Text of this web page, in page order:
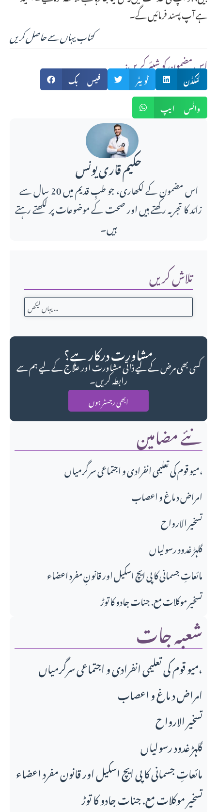
تلاش کریں
مشاورت درکار ہے؟
کسی بھی مرض کے لیے ذاتی مشاورت اور علاج کے لیے ہم سے
رابطہ کریں۔
ابھی رجسٹر ہوں
نئے مضامین
میو قوم کی تعلیمی انفرادی و اجتماعی سرگرمیاں،
امراض د ماغ و اعصاب
تسخير الارواح
گلہڑ غدود رسولیاں
مائعاتِ جسمانی کا پی ایچ اسکیل اور قانونِ مفرد اعضاء
تسخیر موکلات مع. جنات جادو کا توڑ
شعبہ جات
میو قوم کی تعلیمی انفرادی و اجتماعی سرگرمیاں،
امراض د ماغ و اعصاب
تسخير الارواح
گلہڑ غدود رسولیاں
مائعاتِ جسمانی کا پی ایچ اسکیل اور قانونِ مفرد اعضاء
تسخیر موکلات مع. جنات جادو کا توڑ
ہے آپ پسند فرمائیں گے۔
کتاب یہاں سے حاصل کریں
:اس مضمون کو شیئر کریں
فیس بک ٹویٹر
لنکڈن
واٹس ایپ
حکیم قاری یونس
اس مضمون کے لکھاری، جو طبِ قدیم میں 20 سال سے
زائد کا تجربہ رکھتے ہیں اور صحت کے موضوعات پر لکھتے رہتے
ہیں۔